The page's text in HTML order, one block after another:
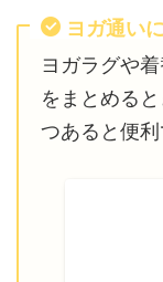
ヨガ通い
ヨガラグや
をまとめると
つあると便利